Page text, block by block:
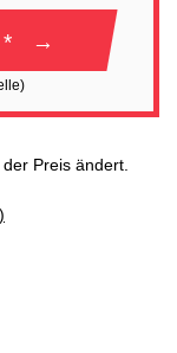
→
Preis ändert.